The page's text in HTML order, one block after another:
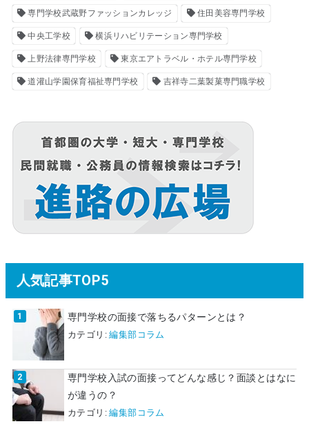
専門学校武蔵野ファッションカレッジ 住田美容専門学校
中央工学校 横浜リハビリテーション専門学校
上野法律専門学校 東京エアトラベル・ホテル専門学校
道灌山学園保育福祉専門学校 吉祥寺二葉製菓専門職学校
人気記事TOP5
専門学校の面接で落ちるパターンとは？
カテゴリ:編集部コラム
専門学校入試の面接ってどんな感じ？面談とはなに
が違うの？
カテゴリ:編集部コラム